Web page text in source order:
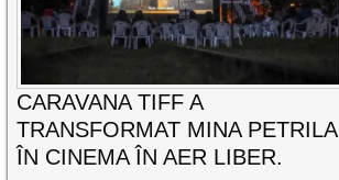
CARAVANA TIFF A
TRANSFORMAT MINA PETRILA
ÎN CINEMA ÎN AER LIBER.